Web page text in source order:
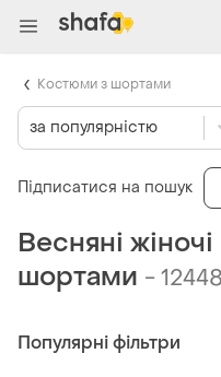
Весняні
шортами -
Популярні фільтри
за популярністю
Підписатися на пошук
Костюми з шортами